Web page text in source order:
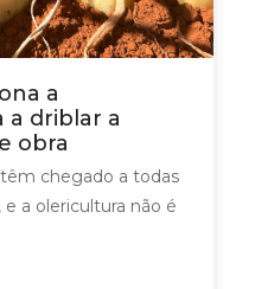
a
a driblar a
obra
chegado a todas
e a olericultura não é